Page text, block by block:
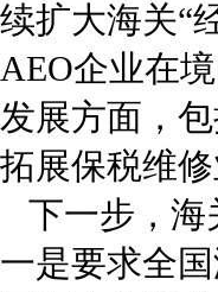
续扩大海关“
AEO企业在
发展方面，
拓展保税维修
下一步，海
一是要求全